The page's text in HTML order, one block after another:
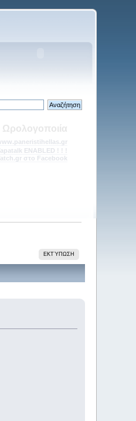
την Ελλάδα και το
εξωτερικό!
Ωρολογοποιού
ΕΚΤΎΠΩΣΗ